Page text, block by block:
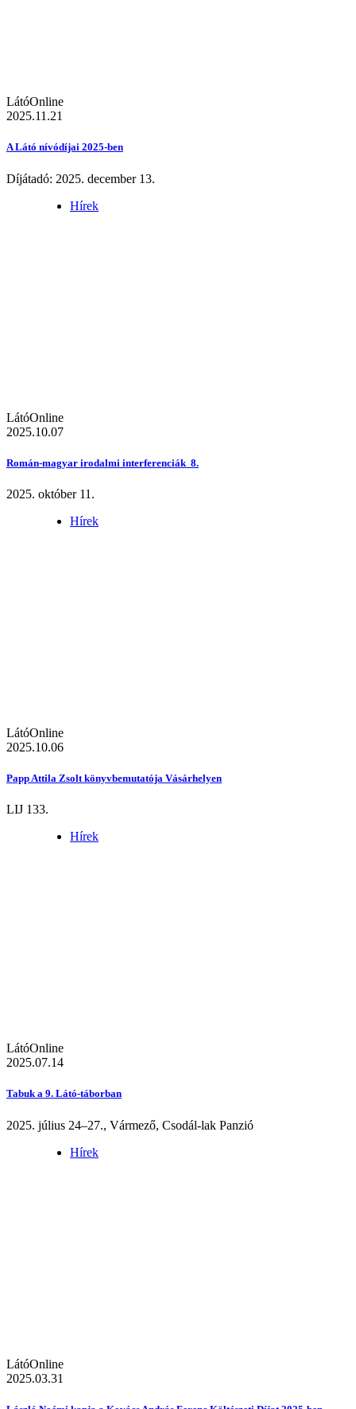
LátóOnline
2025.11.21
A Látó nívódíjai 2025-ben
Díjátadó: 2025. december 13.
Hírek
LátóOnline
2025.10.07
Román-magyar irodalmi interferenciák 8.
2025. október 11.
Hírek
LátóOnline
2025.10.06
Papp Attila Zsolt könyvbemutatója Vásárhelyen
LIJ 133.
Hírek
LátóOnline
2025.07.14
Tabuk a 9. Látó-táborban
2025. július 24–27., Vármező, Csodál-lak Panzió
Hírek
LátóOnline
2025.03.31